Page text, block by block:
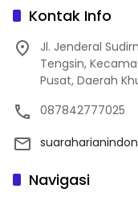
Kontak Info
Jl. Jenderal
Tengsin,
Pusat, Daerah
087842777025
Navigasi